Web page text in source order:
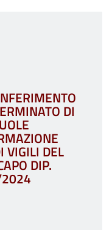
DI
VIGILI DEL
DIP.